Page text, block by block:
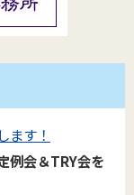
ます！
例会＆TRY会を